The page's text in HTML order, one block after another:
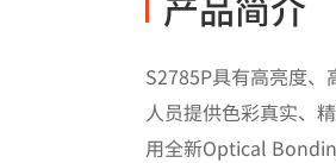
S2785P具有高亮度
人员提供色彩真实、
用全新Optical